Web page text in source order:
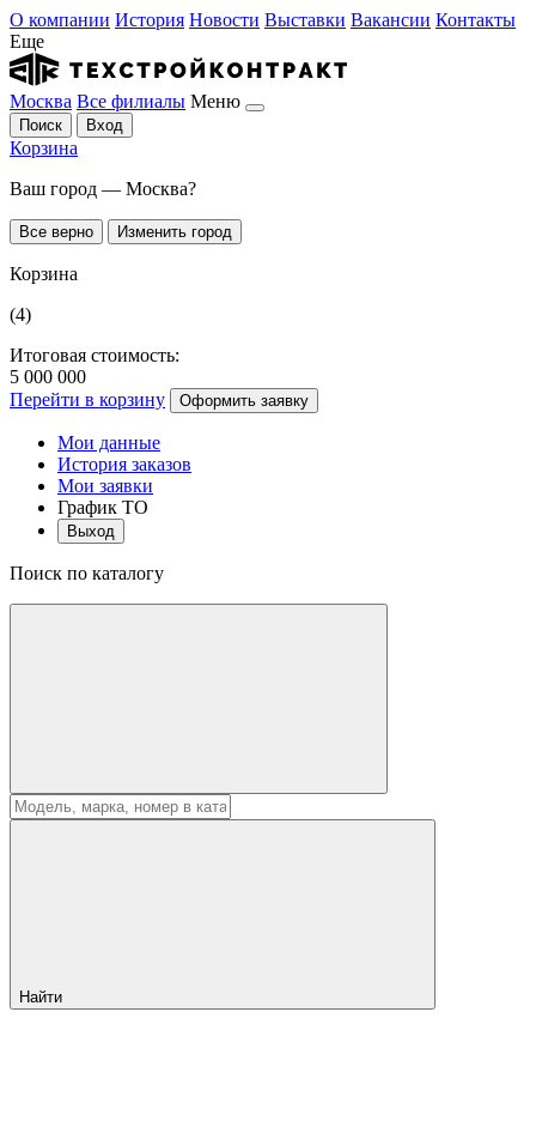
О компании История Новости Выставки Вакансии Контакты
Еще
Москва Все филиалы Меню
Поиск Вход
Корзина
Ваш город — Москва?
Все верно Изменить город
Корзина
(4)
Итоговая стоимость:
5 000 000
Перейти в корзину
Оформить заявку
Мои данные
История заказов
Мои заявки
График ТО
Выход
Поиск по каталогу
Найти